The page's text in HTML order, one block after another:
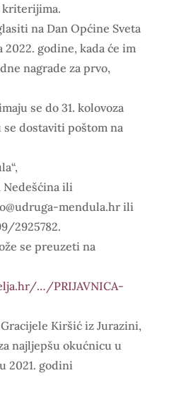
na Dan Općine Sveta
2022. godine, kada će im
nagrade za prvo,
se do 31. kolovoza
se dostaviti poštom na
Nedešćina ili
mendula.hr ili
2925782.
se preuzeti na
…/PRIJAVNICA-
Kiršić iz Jurazini,
najljepšu okućnicu u
2021. godini